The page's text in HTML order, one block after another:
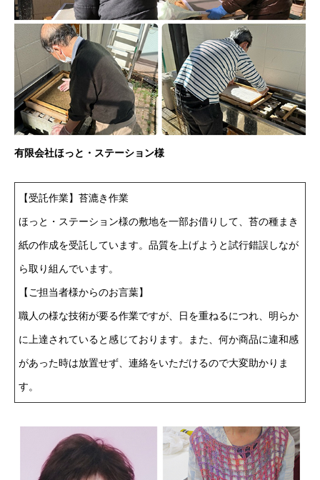
有限会社ほっと・ステーション様
【受託作業】苔漉き作業
ほっと・ステーション様の敷地を一部お借りして、苔の種まき
紙の作成を受託しています。品質を上げようと試行錯誤しなが
ら取り組んでいます。
【ご担当者様からのお言葉】
職人の様な技術が要る作業ですが、日を重ねるにつれ、明らか
に上達されていると感じております。また、何か商品に違和感
があった時は放置せず、連絡をいただけるので大変助かりま
す。